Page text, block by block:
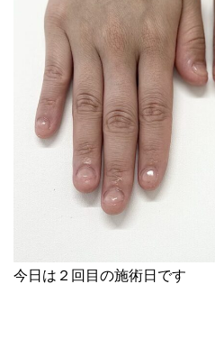
今日は２回目の施術日です